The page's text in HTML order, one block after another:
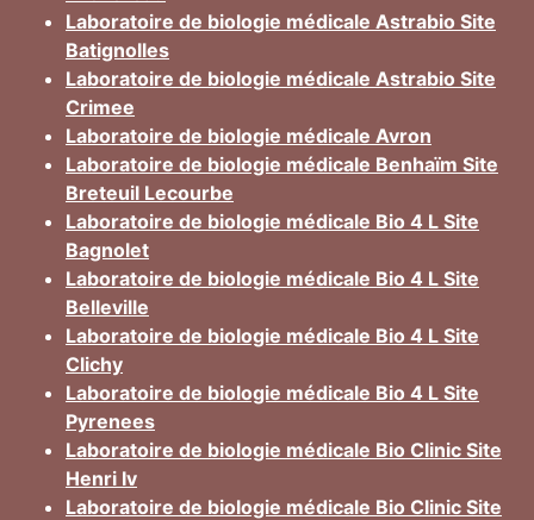
Laboratoire de biologie médicale Astrabio Site
Batignolles
Laboratoire de biologie médicale Astrabio Site
Crimee
Laboratoire de biologie médicale Avron
Laboratoire de biologie médicale Benhaïm Site
Breteuil Lecourbe
Laboratoire de biologie médicale Bio 4 L Site
Bagnolet
Laboratoire de biologie médicale Bio 4 L Site
Belleville
Laboratoire de biologie médicale Bio 4 L Site
Clichy
Laboratoire de biologie médicale Bio 4 L Site
Pyrenees
Laboratoire de biologie médicale Bio Clinic Site
Henri Iv
Laboratoire de biologie médicale Bio Clinic Site